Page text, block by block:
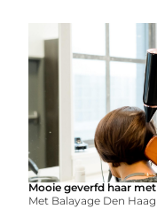
Mooie geverfd haar
Met Balayage Den